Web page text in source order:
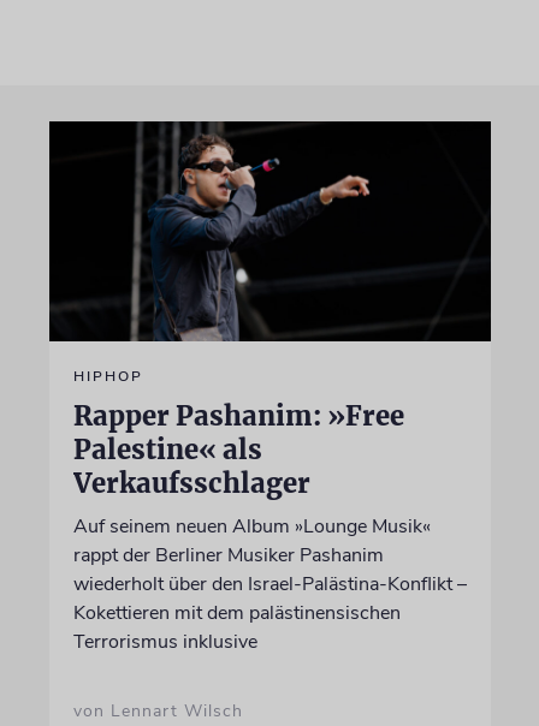
HIPHOP
Rapper Pashanim: »Free
Palestine« als
Verkaufsschlager
Auf seinem neuen Album »Lounge Musik«
rappt der Berliner Musiker Pashanim
wiederholt über den Israel-Palästina-Konflikt –
Kokettieren mit dem palästinensischen
Terrorismus inklusive
von Lennart Wilsch